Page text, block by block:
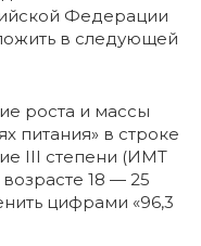
Федерации
в следующей
роста и массы
питания» в строке
III степени (ИМТ
18 — 25
цифрами «96,3